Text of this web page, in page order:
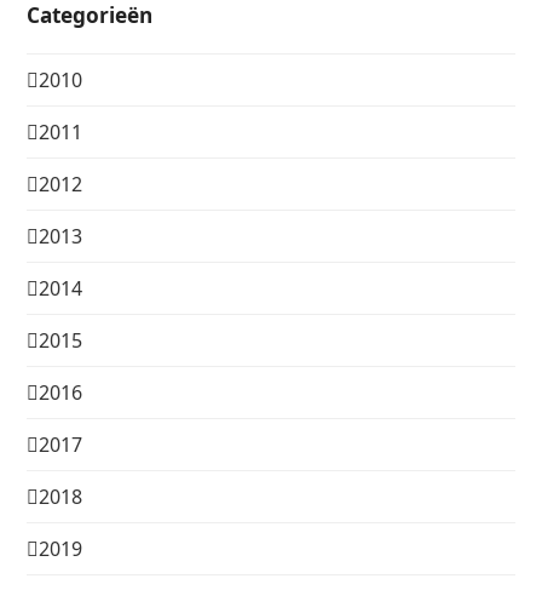
Categorieën
2010
2011
2012
2013
2014
2015
2016
2017
2018
2019